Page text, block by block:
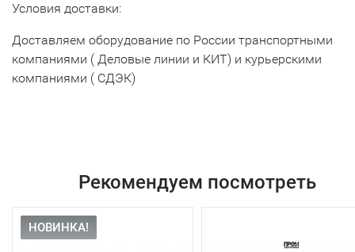
Условия доставки:
Доставляем оборудование по России транспортными
компаниями ( Деловые линии и КИТ) и курьерскими
компаниями ( СДЭК)
Рекомендуем посмотреть
НОВИНКА!